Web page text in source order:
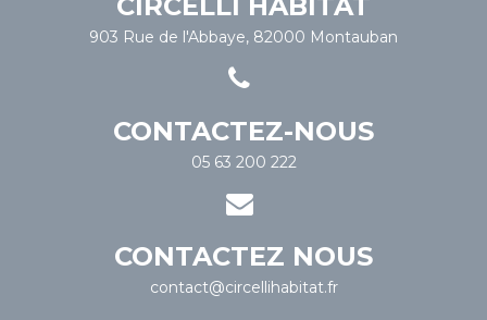
903 Rue de l'Abbaye, 82000 Montauban
CONTACTEZ-NOUS
05 63 200 222
CONTACTEZ NOUS
contact@circellihabitat.fr